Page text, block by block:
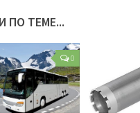
ПО ТЕМЕ...
0